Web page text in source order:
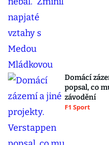
Domácí
popsal, co
závodění
F1 Sport